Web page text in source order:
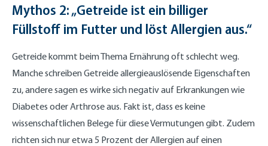
Mythos 2: „Getreide ist ein billiger
Füllstoff im Futter und löst Allergien aus.“
Getreide kommt beim Thema Ernährung oft schlecht weg.
Manche schreiben Getreide allergieauslösende Eigenschaften
zu, andere sagen es wirke sich negativ auf Erkrankungen wie
Diabetes oder Arthrose aus. Fakt ist, dass es keine
wissenschaftlichen Belege für diese Vermutungen gibt. Zudem
richten sich nur etwa 5 Prozent der Allergien auf einen